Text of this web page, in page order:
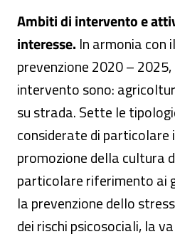
Ambiti di intervento e
interesse. In armonia con
prevenzione 2020 –
intervento sono:
su strada. Sette le
considerate di particolare
promozione della cultura
particolare riferimento ai
la prevenzione dello
dei rischi psicosociali, la